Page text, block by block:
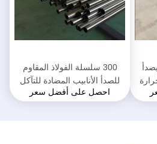
300 سلسلة الفولاذ المقاوم
للصدأ الأنابيب المضادة للتآكل
مرآة سطح البولندية
احصل على أفضل سعر